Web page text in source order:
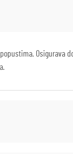
Osigurava